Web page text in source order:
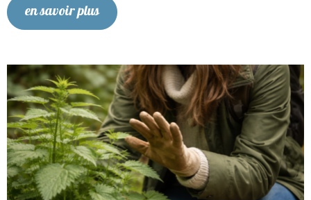
en savoir plus